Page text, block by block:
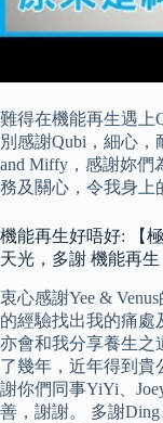
難得在機能再生遇上
別感謝Qubi，細心，
and Miffy，感謝妳們
務及關心，令我身上
機能再生好唔好: 【
天光，多謝 機能再
衷心感謝Yee &
的經驗找出我的痛處
亦會和我分享養生之
了幾年，近年得到貴
謝你們同事YiYi、
善，謝謝。 多謝